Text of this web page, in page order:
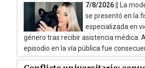
7/8/2026 || La
se presentó en la
especializada en
género tras recibir asistencia médica.
episodio en la vía pública fue